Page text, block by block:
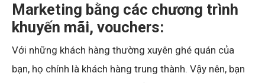
Marketing bằng các chương trình
khuyến mãi, vouchers:
Với những khách hàng thường xuyên ghé quán của
bạn, họ chính là khách hàng trung thành. Vậy nên, bạn